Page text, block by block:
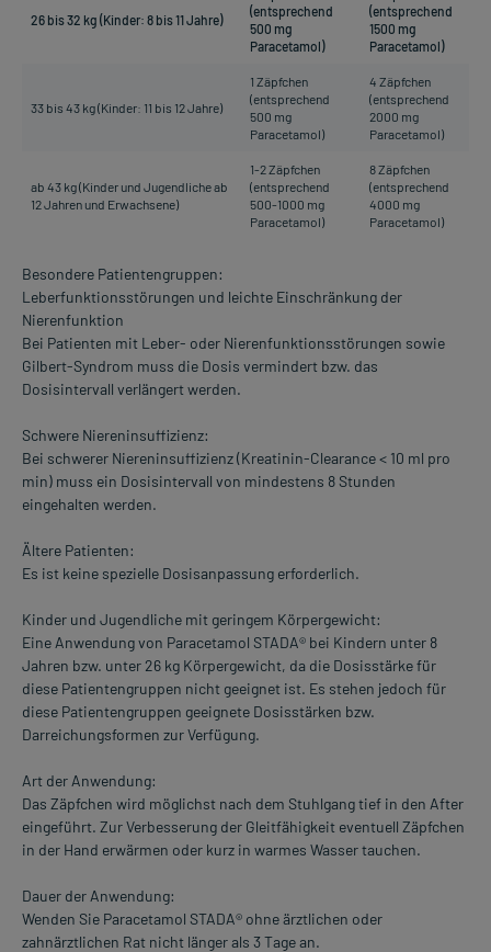
26 bis 32 kg (Kinder: 8 bis 11 Jahre)
(entsprechend
500 mg
Paracetamol)
(entsprechend
1500 mg
Paracetamol)
33 bis 43 kg (Kinder: 11 bis 12 Jahre)
1 Zäpfchen
(entsprechend
500 mg
Paracetamol)
4 Zäpfchen
(entsprechend
2000 mg
Paracetamol)
ab 43 kg (Kinder und Jugendliche ab
12 Jahren und Erwachsene)
1-2 Zäpfchen
(entsprechend
500-1000 mg
Paracetamol)
8 Zäpfchen
(entsprechend
4000 mg
Paracetamol)
Besondere Patientengruppen:
Leberfunktionsstörungen und leichte Einschränkung der
Nierenfunktion
Bei Patienten mit Leber- oder Nierenfunktionsstörungen sowie
Gilbert-Syndrom muss die Dosis vermindert bzw. das
Dosisintervall verlängert werden.
Schwere Niereninsuffizienz:
Bei schwerer Niereninsuffizienz (Kreatinin-Clearance < 10 ml pro
min) muss ein Dosisintervall von mindestens 8 Stunden
eingehalten werden.
Ältere Patienten:
Es ist keine spezielle Dosisanpassung erforderlich.
Kinder und Jugendliche mit geringem Körpergewicht:
Eine Anwendung von Paracetamol STADA® bei Kindern unter 8
Jahren bzw. unter 26 kg Körpergewicht, da die Dosisstärke für
diese Patientengruppen nicht geeignet ist. Es stehen jedoch für
diese Patientengruppen geeignete Dosisstärken bzw.
Darreichungsformen zur Verfügung.
Art der Anwendung:
Das Zäpfchen wird möglichst nach dem Stuhlgang tief in den After
eingeführt. Zur Verbesserung der Gleitfähigkeit eventuell Zäpfchen
in der Hand erwärmen oder kurz in warmes Wasser tauchen.
Dauer der Anwendung:
Wenden Sie Paracetamol STADA® ohne ärztlichen oder
zahnärztlichen Rat nicht länger als 3 Tage an.